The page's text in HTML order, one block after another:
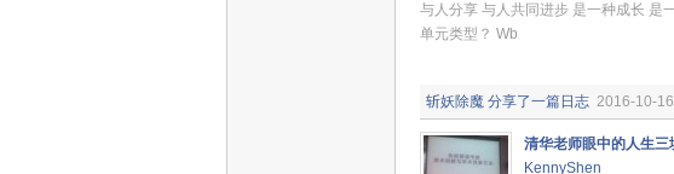
与人分享 与人共同进步 是一种成长
单元类型？ Wb
斩妖除魔 分享了一篇日志 2016-10-
清华老师眼中的人生三
KennyShen